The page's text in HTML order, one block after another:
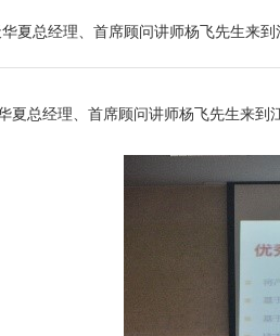
夏总经理、首席顾问讲师杨飞先生来
夏总经理、首席顾问讲师杨飞先生来